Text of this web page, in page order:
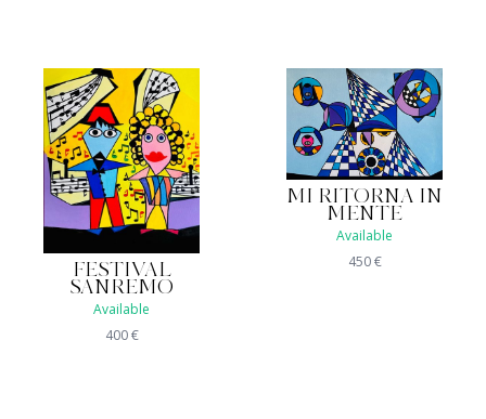
FESTIVAL
SANREMO
Available
400€
MI RITORNA IN
MENTE
Available
450€